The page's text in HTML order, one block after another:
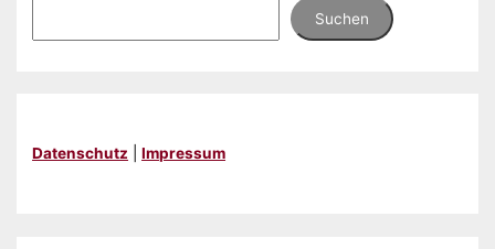
Suchen
Datenschutz |Impressum